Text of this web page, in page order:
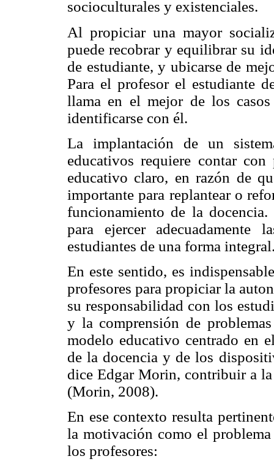
socioculturales y existenciales.
Al propiciar una mayor
puede recobrar y equilibrar su
de estudiante, y ubicarse de
Para el profesor el estudiante
llama en el mejor de los
identificarse con él.
La implantación de un
educativos requiere contar
educativo claro, en razón de
importante para replantear o
funcionamiento de la
para ejercer
estudiantes de una forma
En este sentido, es
profesores para propiciar la
su responsabilidad con los
y la comprensión de
modelo educativo centrado en
de la docencia y de los
dice Edgar Morin, contribuir a
(Morin, 2008).
En ese contexto resulta
la motivación como el
los profesores: